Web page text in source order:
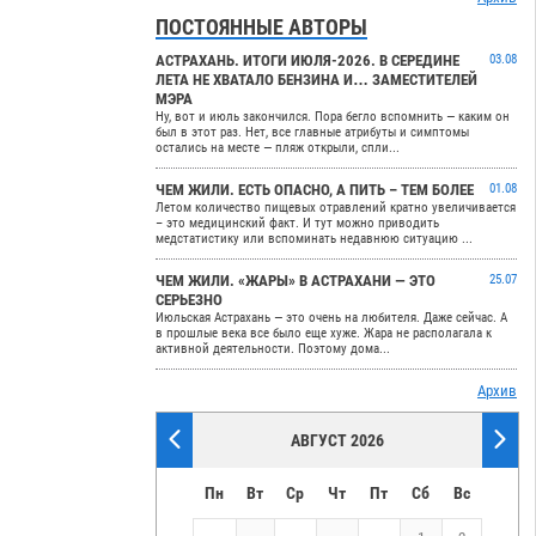
ПОСТОЯННЫЕ АВТОРЫ
АСТРАХАНЬ. ИТОГИ ИЮЛЯ-2026. В СЕРЕДИНЕ
ЛЕТА НЕ ХВАТАЛО БЕНЗИНА И… ЗАМЕСТИТЕЛЕЙ
МЭРА
03.08
Ну, вот и июль закончился. Пора бегло вспомнить — каким он
был в этот раз. Нет, все главные атрибуты и симптомы
остались на месте — пляж открыли, спли...
ЧЕМ ЖИЛИ. ЕСТЬ ОПАСНО, А ПИТЬ – ТЕМ БОЛЕЕ
01.08
Летом количество пищевых отравлений кратно увеличивается
– это медицинский факт. И тут можно приводить
медстатистику или вспоминать недавнюю ситуацию ...
ЧЕМ ЖИЛИ. «ЖАРЫ» В АСТРАХАНИ — ЭТО
СЕРЬЕЗНО
25.07
Июльская Астрахань — это очень на любителя. Даже сейчас. А
в прошлые века все было еще хуже. Жара не располагала к
активной деятельности. Поэтому дома...
Архив
АВГУСТ 2026
Пн Вт Ср Чт Пт Сб Вс